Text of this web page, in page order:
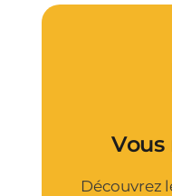
Vous
Découvrez